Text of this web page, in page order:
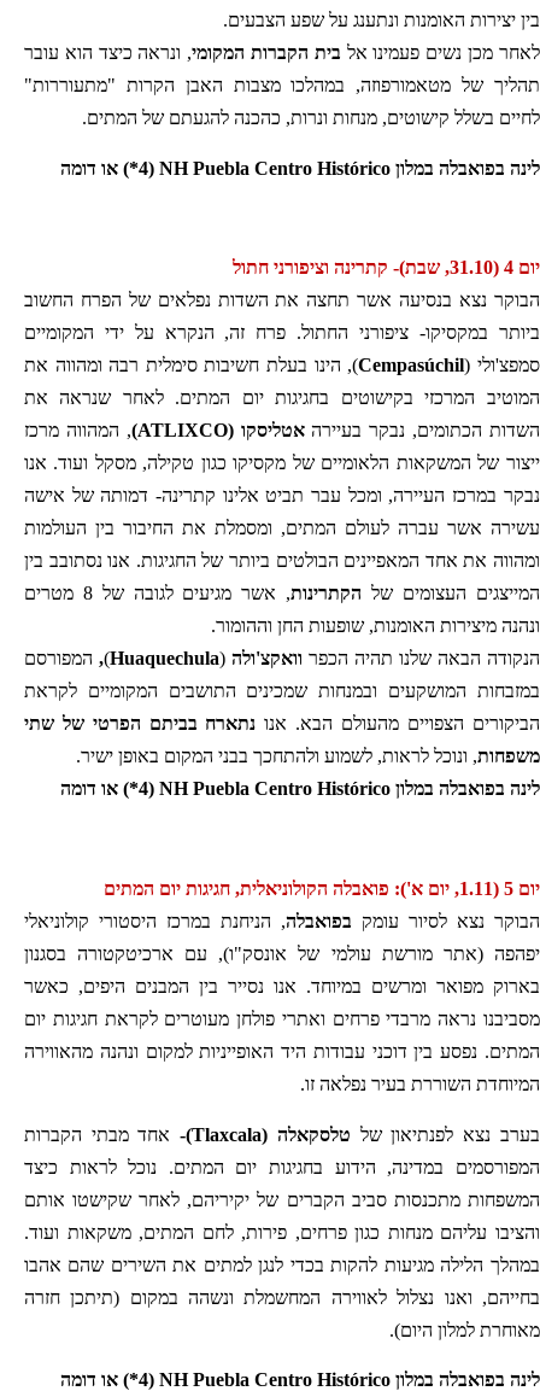
בין יצירות האומנות ונתענג על שפע הצבעים.
לאחר מכן נשים פעמינו אל בית הקברות המקומי, ונראה כיצד הוא עובר
תהליך של מטאמורפוזה, במהלכו מצבות האבן הקרות "מתעוררות"
לחיים בשלל קישוטים, מנחות ונרות, כהכנה להגעתם של המתים.
לינה בפואבלה במלוןNH Puebla Centro Histórico (4*) או דומה
יום 4 (31.10, שבת)- קתרינה וציפורני חתול
הבוקר נצא בנסיעה אשר תחצה את השדות נפלאים של הפרח החשוב
ביותר במקסיקו- ציפורני החתול. פרח זה, הנקרא על ידי המקומיים
סמפצ'ולי (Cempasúchil), הינו בעלת חשיבות סימלית רבה ומהווה את
המוטיב המרכזי בקישוטים בחגיגות יום המתים. לאחר שנראה את
השדות הכתומים, נבקר בעיירהאטליסקו(ATLIXCO), המהווה מרכז
ייצור של המשקאות הלאומיים של מקסיקו כגון טקילה, מסקל ועוד. אנו
נבקר במרכז העיירה, ומכל עבר תביט אלינו קתרינה- דמותה של אישה
עשירה אשר עברה לעולם המתים, ומסמלת את החיבור בין העולמות
ומהווה את אחד המאפיינים הבולטים ביותר של החגיגות. אנו נסתובב בין
המייצגים העצומים של הקתרינות
, אשר מגיעים לגובה של 8 מטרים
ונהנה מיצירות האומנות, שופעות החן וההומור.
הנקודה הבאה שלנו תהיה הכפר וואקצ'ולה (
Huaquechula
)
, המפורסם
במזבחות המושקעים ובמנחות שמכינים התושבים המקומיים לקראת
הביקורים הצפויים מהעולם הבא. אנו נתארח בביתם הפרטי של שתי
משפחות, ונוכל לראות, לשמוע ולהתחכך בבני המקום באופן ישיר.
לינה בפואבלה במלוןNH Puebla Centro Histórico (4*) או דומה
יום 5 (1.11, יום א'): פואבלה הקולוניאלית, חגיגות יום המתים
הבוקר נצא לסיור עומק בפואבלה, הניחנת במרכז היסטורי קולוניאלי
יפהפה (אתר מורשת עולמי של אונסק"ו), עם ארכיטקטורה בסגנון
בארוק מפואר ומרשים במיוחד. אנו נסייר בין המבנים היפים, כאשר
מסביבנו נראה מרבדי פרחים ואתרי פולחן מעוטרים לקראת חגיגות יום
המתים. נפסע בין דוכני עבודות היד האופייניות למקום ונהנה מהאווירה
המיוחדת השוררת בעיר נפלאה זו.
בערב נצא לפנתיאון של טלסקאלה (Tlaxcala
)-אחד מבתי הקברות
המפורסמים במדינה, הידוע בחגיגות יום המתים. נוכל לראות כיצד
המשפחות מתכנסות סביב הקברים של יקיריהם, לאחר שקישטו אותם
והציבו עליהם מנחות כגון פרחים, פירות, לחם המתים, משקאות ועוד.
במהלך הלילה מגיעות להקות בכדי לנגן למתים את השירים שהם אהבו
בחייהם, ואנו נצלול לאווירה המחשמלת ונשהה במקום (תיתכן חזרה
מאוחרת למלון היום).
לינה בפואבלה במלוןNH Puebla Centro Histórico (4*) או דומה